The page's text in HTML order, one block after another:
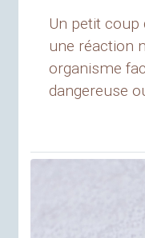
Un petit coup
une réaction
organisme
dangereuse